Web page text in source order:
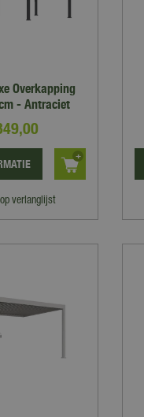
Overkapping
- Antraciet
,00
verlanglijst